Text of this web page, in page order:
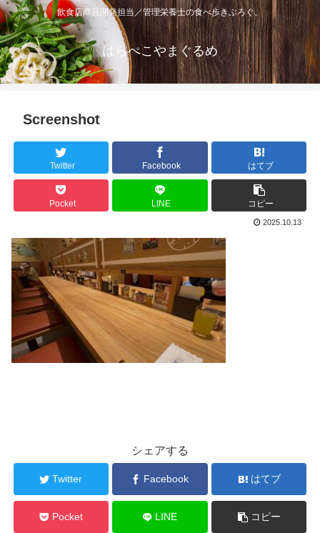
飲食店商品開発担当／管理栄養士の食べ歩きぶろぐ。
はらぺこやまぐるめ
Screenshot
Twitter Facebook はてブ
Pocket LINE コピー
2025.10.13
シェアする
Twitter Facebook はてブ
Pocket LINE コピー